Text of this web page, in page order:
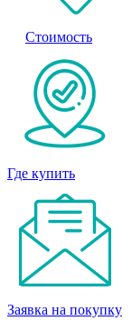
Стоимость
Где купить
Заявка на покупку